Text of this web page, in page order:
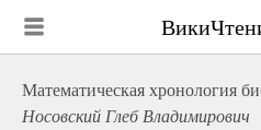
Математическая хронология
Носовский Глеб Владимирович